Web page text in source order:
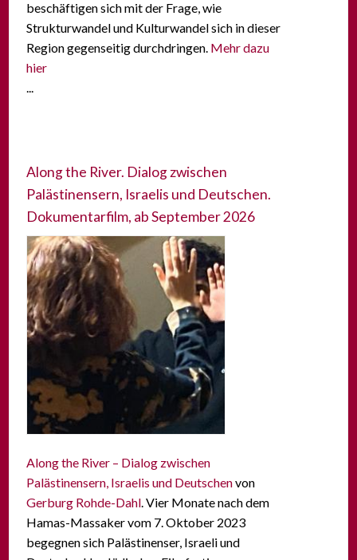
beschäftigen sich mit der Frage, wie
Strukturwandel und Kulturwandel sich in dieser
Region gegenseitig durchdringen. Mehr dazu
hier
...
Along the River. Dialog zwischen
Palästinensern, Israelis und Deutschen.
Dokumentarfilm, ab September 2026
Along the River – Dialog zwischen
Palästinensern, Israelis und Deutschenvon
Gerburg Rohde-Dahl. Vier Monate nach dem
Hamas-Massaker vom 7. Oktober 2023
begegnen sich Palästinenser, Israeli und